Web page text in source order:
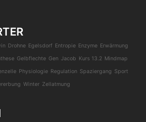
Drohne Egelsdorf Entropie Enzyme Erwärmung
Gelbflechte Gen Jacob Kurs 13.2 Mindmap
Physiologie Regulation Spaziergang Sport
Winter Zellatmung